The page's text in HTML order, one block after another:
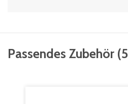
Passendes Zubehör (5